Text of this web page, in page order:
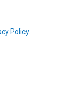
Policy.